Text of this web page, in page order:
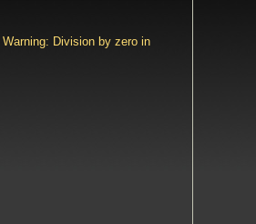
Warning: Division by zero in